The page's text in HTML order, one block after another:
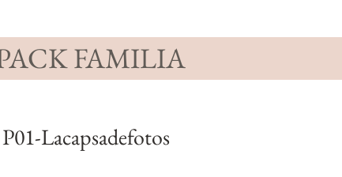
FAMILIA
P01-Lacapsadefotos